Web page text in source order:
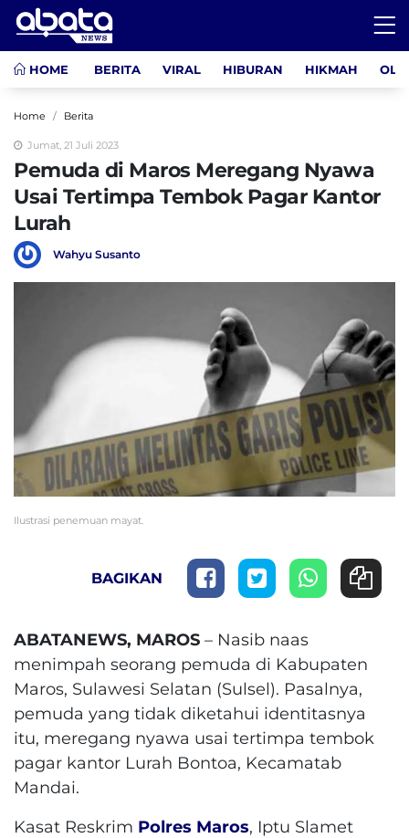
HOME BERITA VIRAL HIBURAN HIKMAH
Home Berita
Jumat, 21 Juli 2023
Pemuda di Maros Meregang Nyawa
Usai Tertimpa Tembok Pagar Kantor
Lurah
Wahyu Susanto
Ilustrasi penemuan mayat.
BAGIKAN
ABATANEWS, MAROS – Nasib naas
menimpah seorang pemuda di Kabupaten
Maros, Sulawesi Selatan (Sulsel). Pasalnya,
pemuda yang tidak diketahui identitasnya
itu, meregang nyawa usai tertimpa tembok
pagar kantor Lurah Bontoa, Kecamatab
Mandai.
Kasat Reskrim Polres Maros, Iptu Slamet